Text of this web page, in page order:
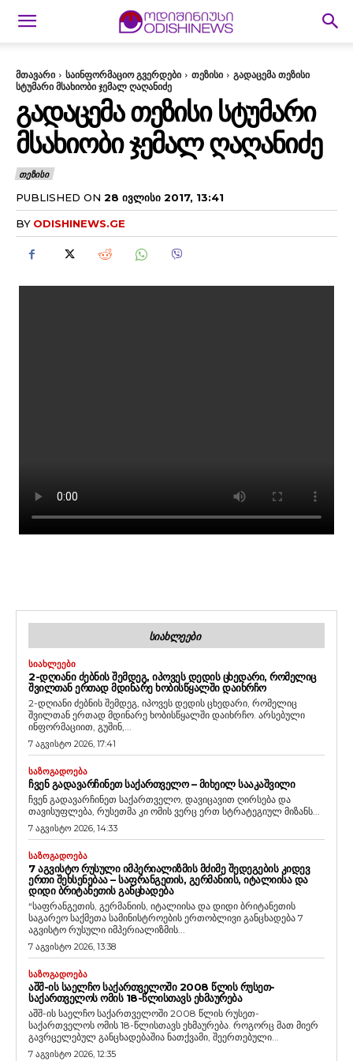
მთავარი საინფორმაციო გვერდები თეზისი
გადაცემა თეზისი
სტუმარი მსახიობი ჯემალ ღაღანიძე
ᲒᲐᲓᲐᲪᲔᲛᲐ ᲗᲔᲖᲘᲡᲘ ᲡᲢᲣᲛᲐᲠᲘ
ᲛᲡᲐᲮᲘᲝᲑᲘ ᲯᲔᲛᲐᲚ ᲦᲐᲦᲐᲜᲘᲫᲔ
ᲗᲔᲖᲘᲡᲘ
PUBLISHED ON 28 ᲘᲕᲚᲘᲡᲘ 2017, 13:41
BY ODISHINEWS.GE
ᲡᲘᲐᲮᲚᲔᲔᲑᲘ
ᲡᲘᲐᲮᲚᲔᲔᲑᲘ
2-ᲓᲦᲘᲐᲜᲘ ᲫᲔᲑᲜᲘᲡ ᲨᲔᲛᲓᲔᲒ, ᲘᲞᲝᲕᲔᲡ ᲓᲔᲓᲘᲡ ᲪᲮᲔᲓᲐᲠᲘ, ᲠᲝᲛᲔᲚᲘᲪ
ᲨᲕᲘᲚᲗᲐᲜ ᲔᲠᲗᲐᲓ ᲛᲓᲘᲜᲐᲠᲔ ᲮᲝᲑᲘᲡᲬᲧᲐᲚᲨᲘ ᲓᲐᲘᲮᲠᲩᲝ
2-დღიანი ძებნის შემდეგ, იპოვეს დედის ცხედარი, რომელიც
შვილთან ერთად მდინარე ხობისწყალში დაიხრჩო. არსებული
ინფორმაციით, გუშინ,...
7 აგვისტო 2026, 17:41
ᲡᲐᲖᲝᲒᲐᲓᲝᲔᲑᲐ
ᲩᲕᲔᲜ ᲒᲐᲓᲐᲕᲐᲠᲩᲘᲜᲔᲗ ᲡᲐᲥᲐᲠᲗᲕᲔᲚᲝ – ᲛᲘᲮᲔᲘᲚ ᲡᲐᲐᲙᲐᲨᲕᲘᲚᲘ
ჩვენ გადავარჩინეთ საქართველო, დავიცავით ღირსება და
თავისუფლება, რუსეთმა კი ომის ვერც ერთ სტრატეგიულ მიზანს...
7 აგვისტო 2026, 14:33
ᲡᲐᲖᲝᲒᲐᲓᲝᲔᲑᲐ
7 ᲐᲒᲕᲘᲡᲢᲝ ᲠᲣᲡᲣᲚᲘ ᲘᲛᲞᲔᲠᲘᲐᲚᲘᲖᲛᲘᲡ ᲛᲫᲘᲛᲔ ᲨᲔᲓᲔᲒᲔᲑᲘᲡ ᲙᲘᲓᲔᲕ
ᲔᲠᲗᲘ ᲨᲔᲮᲡᲔᲜᲔᲑᲐᲐ – ᲡᲐᲤᲠᲐᲜᲒᲔᲗᲘᲡ, ᲒᲔᲠᲛᲐᲜᲘᲘᲡ, ᲘᲢᲐᲚᲘᲘᲡᲐ ᲓᲐ
ᲓᲘᲓᲘ ᲑᲠᲘᲢᲐᲜᲔᲗᲘᲡ ᲒᲐᲜᲪᲮᲐᲓᲔᲑᲐ
“საფრანგეთის, გერმანიის, იტალიისა და დიდი ბრიტანეთის
საგარეო საქმეთა სამინისტროების ერთობლივი განცხადება 7
აგვისტო რუსული იმპერიალიზმის...
7 აგვისტო 2026, 13:38
ᲡᲐᲖᲝᲒᲐᲓᲝᲔᲑᲐ
ᲐᲨᲨ-ᲘᲡ ᲡᲐᲔᲚᲩᲝ ᲡᲐᲥᲐᲠᲗᲕᲔᲚᲝᲨᲘ 2008 ᲬᲚᲘᲡ ᲠᲣᲡᲔᲗ-
ᲡᲐᲥᲐᲠᲗᲕᲔᲚᲝᲡ ᲝᲛᲘᲡ 18-ᲬᲚᲘᲡᲗᲐᲕᲡ ᲔᲮᲛᲐᲣᲠᲔᲑᲐ
აშშ-ის საელჩო საქართველოში 2008 წლის რუსეთ-
საქართველოს ომის 18-წლისთავს ეხმაურება. როგორც მათ მიერ
გავრცელებულ განცხადებაშია ნათქვამი, შეერთებული...
7 აგვისტო 2026, 12:35